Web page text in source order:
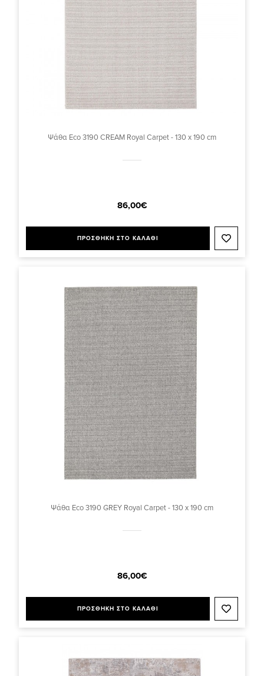
Ψάθα Eco 3190 CREAM Royal Carpet - 130 x 190 cm
86,00€
ΠΡΟΣΘΗΚΗ ΣΤΟ ΚΑΛΑΘΙ
Ψάθα Eco 3190 GREY Royal Carpet - 130 x 190 cm
86,00€
ΠΡΟΣΘΗΚΗ ΣΤΟ ΚΑΛΑΘΙ